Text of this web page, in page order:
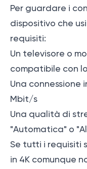
Per guardare i
dispositivo che
requisiti:
Un televisore o
compatibile con
Una connessione
Mbit/s
Una qualità di
"Automatica" o
Se tutti i requisiti
in 4K comunque